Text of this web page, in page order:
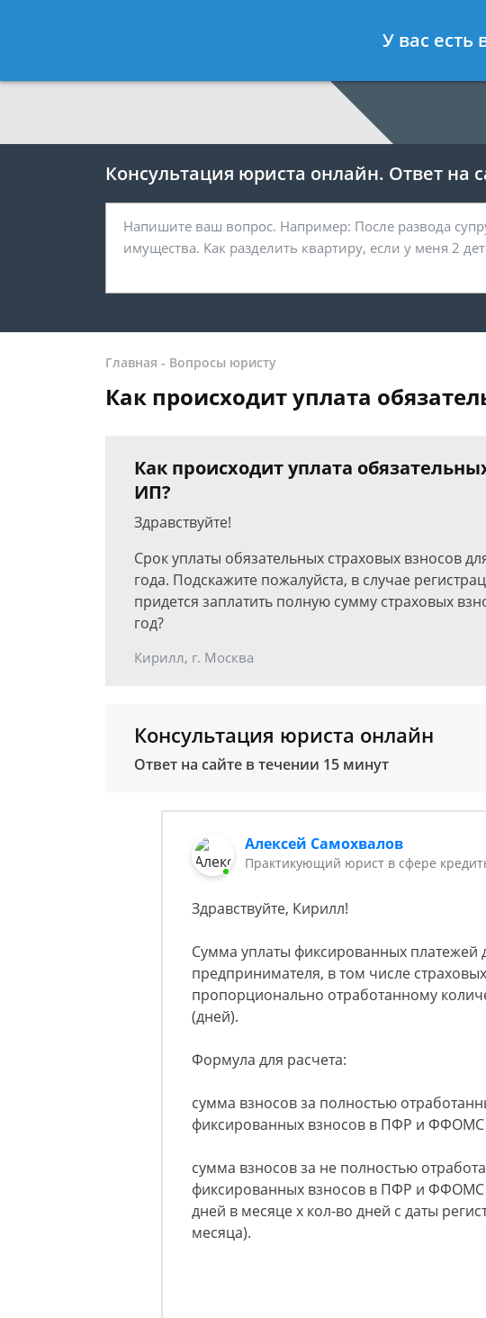
7 812 467-38-49
Консультация юриста онлайн. Ответ на
Главная - Вопросы юристу
Как происходит уплата
Как происходит уплата
ИП?
Здравствуйте!
Срок уплаты обязательных страховых взносов
года. Подскажите пожалуйста, в случае
придется заплатить полную сумму страховых
год?
Кирилл, г. Москва
Консультация юриста онлайн
Ответ на сайте в течении 15 минут
Алексей Самохвалов
Практикующий юрист в сфере
Здравствуйте, Кирилл!
Сумма уплаты фиксированных платежей
предпринимателя, в том числе
пропорционально отработанному
(дней).
Формула для расчета:
сумма взносов за полностью
фиксированных взносов в ПФР и ФФОМС
сумма взносов за не полностью
фиксированных взносов в ПФР и ФФОМС
дней в месяце х кол-во дней с даты
месяца).
У вас есть